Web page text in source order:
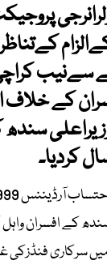
سےنیب
کے خلاف
کردیا۔
کے افسران
سرکاری فنڈزکی